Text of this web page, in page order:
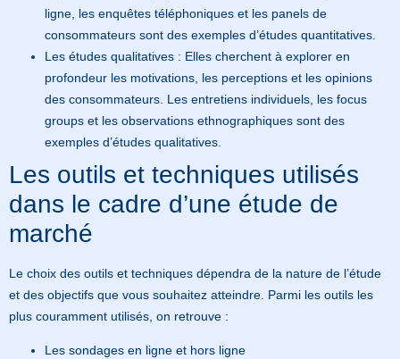
ligne, les enquêtes téléphoniques et les panels de
consommateurs sont des exemples d’études quantitatives.
Les études qualitatives : Elles cherchent à explorer en
profondeur les motivations, les perceptions et les opinions
des consommateurs. Les entretiens individuels, les focus
groups et les observations ethnographiques sont des
exemples d’études qualitatives.
Les outils et techniques utilisés
dans le cadre d’une étude de
marché
Le choix des outils et techniques dépendra de la nature de l’étude
et des objectifs que vous souhaitez atteindre. Parmi les outils les
plus couramment utilisés, on retrouve :
Les sondages en ligne et hors ligne